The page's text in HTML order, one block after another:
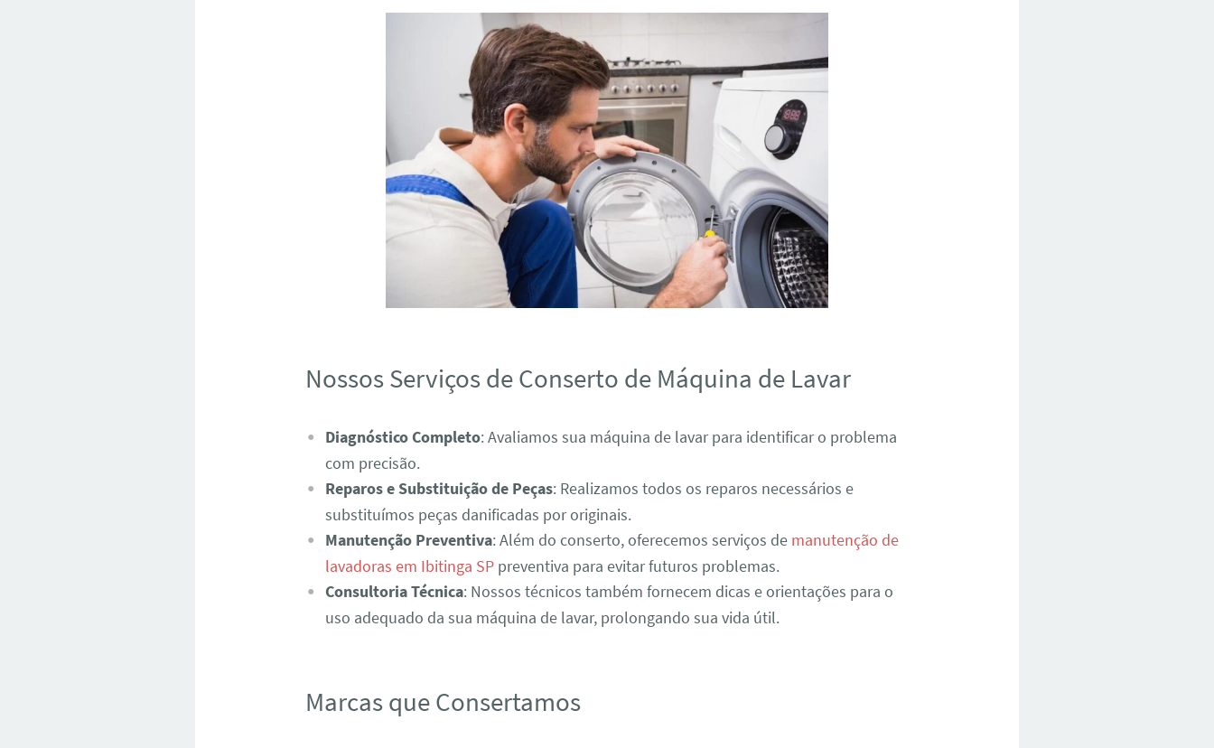
Nossos Serviços de Conserto de Máquina de Lavar
Diagnóstico Completo: Avaliamos sua máquina de lavar para identificar o problema
com precisão.
Reparos e Substituição de Peças: Realizamos todos os reparos necessários e
substituímos peças danificadas por originais.
Manutenção Preventiva: Além do conserto, oferecemos serviços de manutenção de
lavadoras em Ibitinga SPpreventiva para evitar futuros problemas.
Consultoria Técnica: Nossos técnicos também fornecem dicas e orientações para o
uso adequado da sua máquina de lavar, prolongando sua vida útil.
Marcas que Consertamos